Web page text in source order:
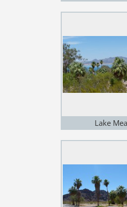
Lake